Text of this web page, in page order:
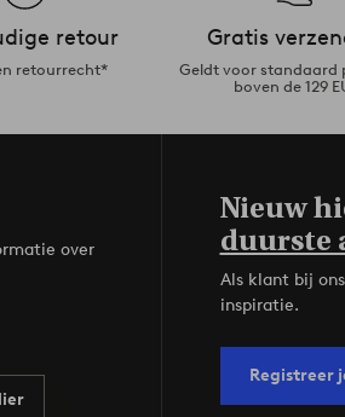
retour
retourrecht*
Gratis
Geldt voor standaard
boven de 129
over
Nieuw
duurste
Als klant bij
inspiratie.
Registreer